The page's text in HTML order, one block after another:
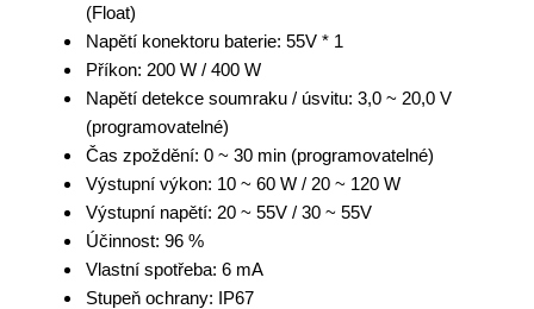
(Float)
Napětí konektoru baterie: 55V * 1
Příkon: 200 W / 400 W
Napětí detekce soumraku / úsvitu: 3,0 ~ 20,0 V
(programovatelné)
Čas zpoždění: 0 ~ 30 min (programovatelné)
Výstupní výkon: 10 ~ 60 W / 20 ~ 120 W
Výstupní napětí: 20 ~ 55V / 30 ~ 55V
Účinnost: 96 %
Vlastní spotřeba: 6 mA
Stupeň ochrany: IP67